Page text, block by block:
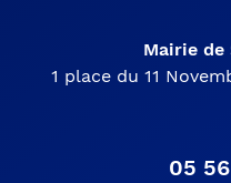
Mairie de
1 place du 11
05